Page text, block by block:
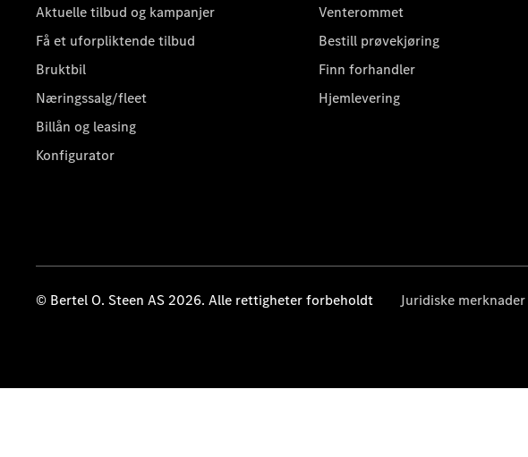
Aktuelle tilbud og kampanjer
Få et uforpliktende tilbud
Bruktbil
Næringssalg/fleet
Billån og leasing
Konfigurator
Venterommet
Bestill prøvekjøring
Finn forhandler
Hjemlevering
© Bertel O. Steen AS 2026. Alle rettigheter forbeholdt Juridiske merknader